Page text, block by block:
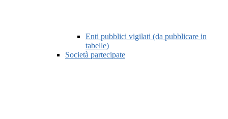
Enti pubblici vigilati (da pubblicare in
tabelle)
Società partecipate